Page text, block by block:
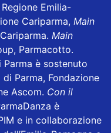
Emilia-
Cariparma, Main
Main
Parmacotto.
è sostenuto
Parma, Fondazione
Ascom. Con il
è
e in collaborazione